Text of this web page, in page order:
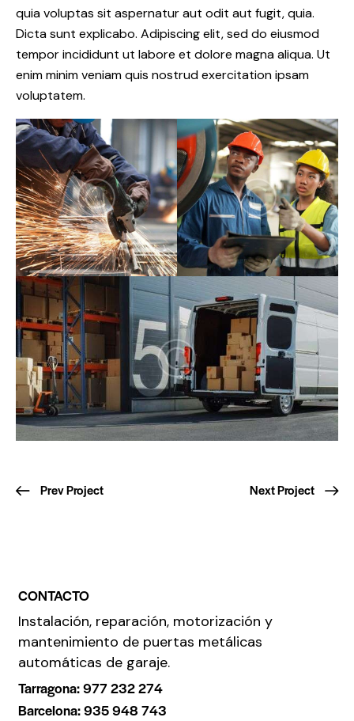
quia voluptas sit aspernatur aut odit aut fugit, quia.
Dicta sunt explicabo. Adipiscing elit, sed do eiusmod
tempor incididunt ut labore et dolore magna aliqua. Ut
enim minim veniam quis nostrud exercitation ipsam
voluptatem.
Prev Project Next Project
CONTACTO
Instalación, reparación, motorización y
mantenimiento de puertas metálicas
automáticas de garaje.
Tarragona: 977 232 274
Barcelona: 935 948 743